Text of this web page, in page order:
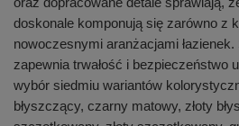
doskonale komponują się zarówno z
nowoczesnymi aranżacjami
zapewnia trwałość i bezpieczeństwo
wybór siedmiu wariantów
błyszczący, czarny matowy, złoty